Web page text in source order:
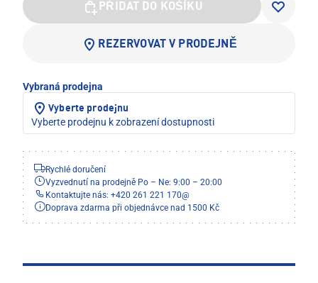
PŘIDAT DO KOŠÍKU
REZERVOVAT V PRODEJNĚ
Vybraná prodejna
Vyberte prodejnu
Vyberte prodejnu k zobrazení dostupnosti
Rychlé doručení
Vyzvednutí na prodejně Po – Ne: 9:00 – 20:00
Kontaktujte nás: +420 261 221 170@
Doprava zdarma při objednávce nad 1500 Kč